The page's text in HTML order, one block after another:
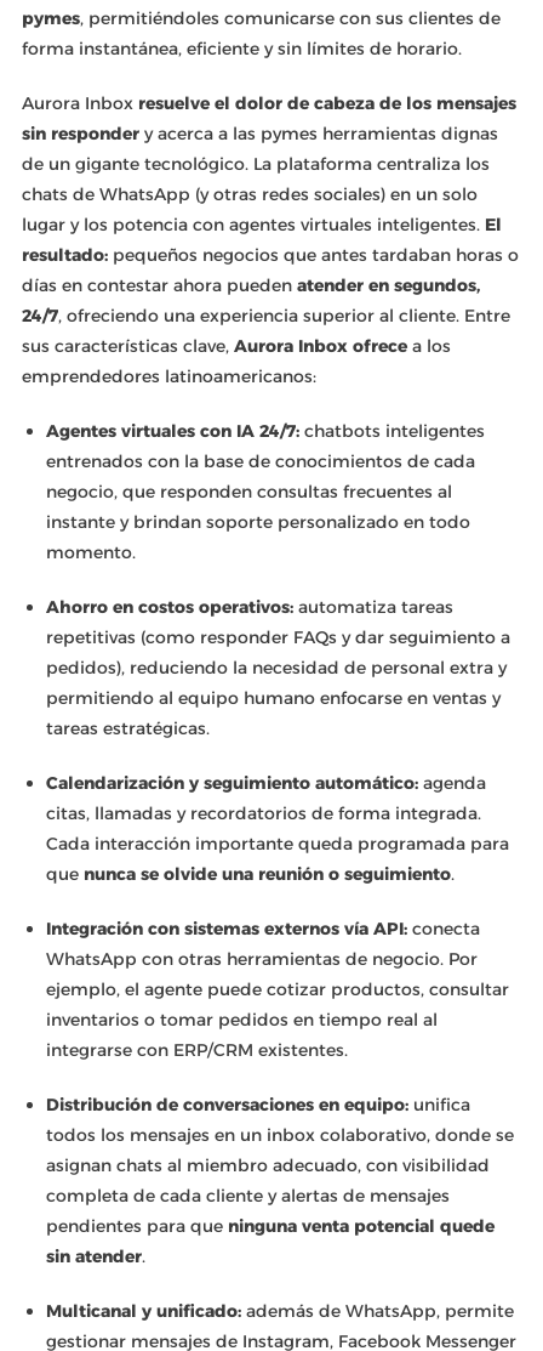
pymes, permitiéndoles comunicarse con sus clientes de
forma instantánea, eficiente y sin límites de horario.
Aurora Inbox resuelve el dolor de cabeza de los mensajes
sin respondery acerca a las pymes herramientas dignas
de un gigante tecnológico. La plataforma centraliza los
chats de WhatsApp (y otras redes sociales) en un solo
lugar y los potencia con agentes virtuales inteligentes. El
resultado:pequeños negocios que antes tardaban horas o
días en contestar ahora pueden atender en segundos,
24/7, ofreciendo una experiencia superior al cliente. Entre
sus características clave, Aurora Inbox ofrecea los
emprendedores latinoamericanos:
Agentes virtuales con IA 24/7:chatbots inteligentes
entrenados con la base de conocimientos de cada
negocio, que responden consultas frecuentes al
instante y brindan soporte personalizado en todo
momento.
Ahorro en costos operativos:automatiza tareas
repetitivas (como responder FAQs y dar seguimiento a
pedidos), reduciendo la necesidad de personal extra y
permitiendo al equipo humano enfocarse en ventas y
tareas estratégicas.
Calendarización y seguimiento automático:agenda
citas, llamadas y recordatorios de forma integrada.
Cada interacción importante queda programada para
que nunca se olvide una reunión o seguimiento.
Integración con sistemas externos vía API:conecta
WhatsApp con otras herramientas de negocio. Por
ejemplo, el agente puede cotizar productos, consultar
inventarios o tomar pedidos en tiempo real al
integrarse con ERP/CRM existentes.
Distribución de conversaciones en equipo:unifica
todos los mensajes en un inbox colaborativo, donde se
asignan chats al miembro adecuado, con visibilidad
completa de cada cliente y alertas de mensajes
pendientes para que ninguna venta potencial quede
sin atender.
Multicanal y unificado:además de WhatsApp, permite
gestionar mensajes de Instagram, Facebook Messenger